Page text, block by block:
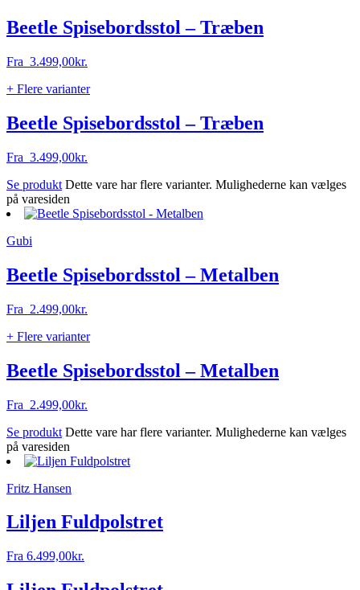
Beetle Spisebordsstol – Træben
Fra 3.499,00kr.
+ Flere varianter
Beetle Spisebordsstol – Træben
Fra 3.499,00kr.
Se produkt Dette vare har flere varianter. Mulighederne kan vælges
på varesiden
Gubi
Beetle Spisebordsstol – Metalben
Fra 2.499,00kr.
+ Flere varianter
Beetle Spisebordsstol – Metalben
Fra 2.499,00kr.
Se produkt Dette vare har flere varianter. Mulighederne kan vælges
på varesiden
Fritz Hansen
Liljen Fuldpolstret
Fra 6.499,00kr.